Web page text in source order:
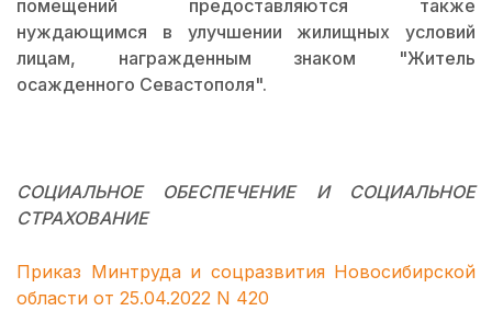
помещений предоставляются также
нуждающимся в улучшении жилищных условий
лицам, награжденным знаком "Житель
осажденного Севастополя".
СОЦИАЛЬНОЕ ОБЕСПЕЧЕНИЕ И СОЦИАЛЬНОЕ
СТРАХОВАНИЕ
Приказ Минтруда и соцразвития Новосибирской
области от 25.04.2022 N 420